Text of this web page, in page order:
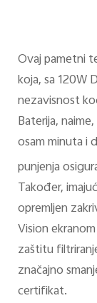
Ovaj pametni
koja, sa 120W
nezavisnost
Baterija,
osam minuta i
punjenja
Također,
opremljen
Vision
zaštitu
značajno
certifikat.